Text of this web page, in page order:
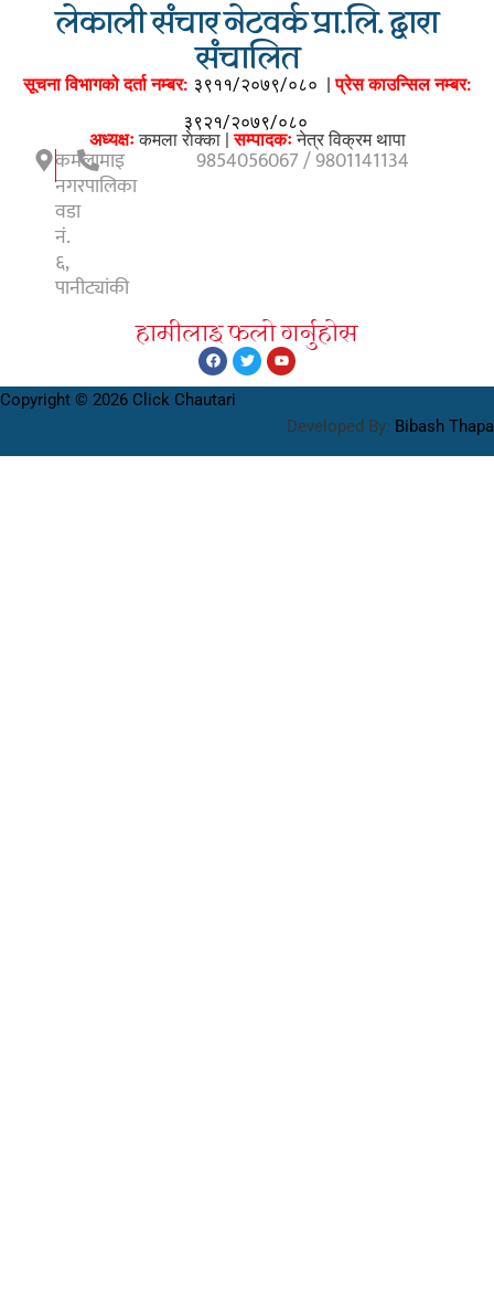
लेकाली संचार नेटवर्क प्रा.लि. द्वारा
संचालित
सूचना विभागको दर्ता नम्बर: ३९११/२०७९/०८० |प्रेस काउन्सिल नम्बर:
३९२१/२०७९/०८०
अध्यक्षःकमला राेक्का |सम्पादकःनेत्र विक्रम थापा
कमलामाइ
नगरपालिका
वडा
नं.
६,
पानीट्यांकी
9854056067 / 9801141134
हामीलाइ फलाे गर्नुहाेस
Copyright © 2026 Click Chautari
Developed By: Bibash Thapa